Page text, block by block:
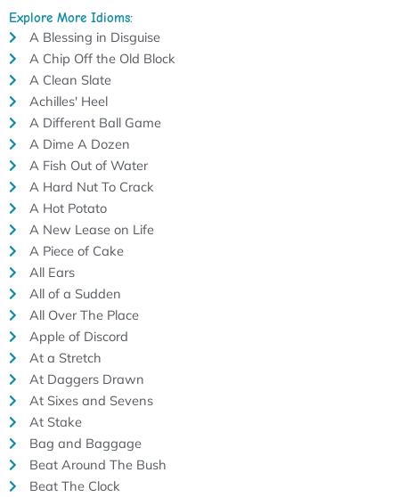
Explore More Idioms:
A Blessing in Disguise
A Chip Off the Old Block
A Clean Slate
Achilles' Heel
A Different Ball Game
A Dime A Dozen
A Fish Out of Water
A Hard Nut To Crack
A Hot Potato
A New Lease on Life
A Piece of Cake
All Ears
All of a Sudden
All Over The Place
Apple of Discord
At a Stretch
At Daggers Drawn
At Sixes and Sevens
At Stake
Bag and Baggage
Beat Around The Bush
Beat The Clock